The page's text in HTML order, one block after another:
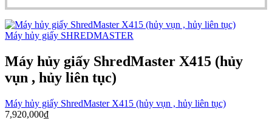
Máy hủy giấy SHREDMASTER
Máy hủy giấy ShredMaster X415 (hủy
vụn , hủy liên tục)
Máy hủy giấy ShredMaster X415 (hủy vụn , hủy liên tục)
7,920,000₫